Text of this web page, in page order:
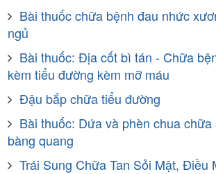
Bài thuốc chữa bệnh đau nhức
ngủ
Bài thuốc: Địa cốt bì tán - Chữa
kèm tiểu đường kèm mỡ máu
Đậu bắp chữa tiểu đường
Bài thuốc: Dứa và phèn chua
bàng quang
Trái Sung Chữa Tan Sỏi Mật, Điều